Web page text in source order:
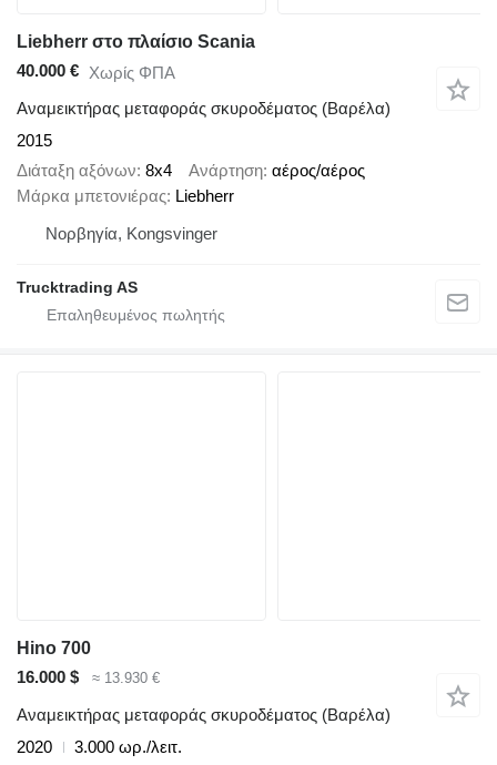
Liebherr στο πλαίσιο Scania
40.000 € Χωρίς ΦΠΑ
Αναμεικτήρας μεταφοράς σκυροδέματος (Βαρέλα)
2015
Διάταξη αξόνων 8x4 Ανάρτηση αέρος/αέρος
Μάρκα μπετονιέρας Liebherr
Νορβηγία, Kongsvinger
Trucktrading AS
Hino 700
16.000 $
≈ 13.930 €
Αναμεικτήρας μεταφοράς σκυροδέματος (Βαρέλα)
2020
3.000 ωρ./λειτ.